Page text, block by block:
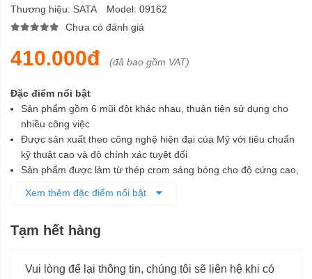
Thương hiệu: SATA Model: 09162
Chưa có đánh giá
410.000đ (đã bao gồm VAT)
Đặc điểm nổi bật
Sản phẩm gồm 6 mũi đột khác nhau, thuận tiện sử dụng cho
nhiều công việc
Được sản xuất theo công nghệ hiện đại của Mỹ với tiêu chuẩn
kỹ thuật cao và độ chính xác tuyệt đối
Sản phẩm được làm từ thép crom sáng bóng cho độ cứng cao,
Có khả năng chống oxy hóa, đáp ứng các điều kiện làm việc
6 chi tiết thiết kế nhỏ gọn, được đựng trong hộp nhựa, tiện bảo
Xem thêm đặc điểm nổi bật
Tạm hết hàng
Vui lòng để lại thông tin, chúng tôi sẽ liên hệ khi có